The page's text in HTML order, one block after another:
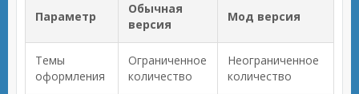
Параметр
Обычная
версия
Мод версия
Темы
оформления
Ограниченное
количество
Неограниченное
количество